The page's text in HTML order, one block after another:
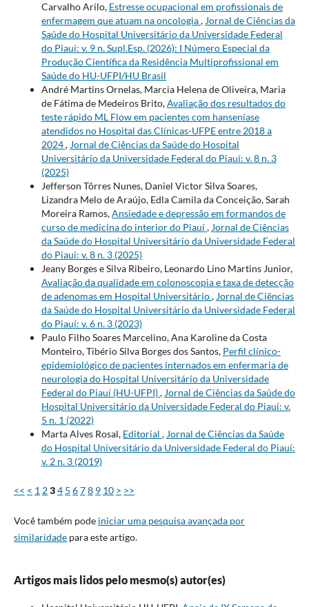
Carvalho Arilo, Estresse ocupacional em profissionais de
enfermagem que atuam na oncologia, Jornal de Ciências da
Saúde do Hospital Universitário da Universidade Federal
do Piauí: v. 9 n. Supl.Esp. (2026): I Número Especial da
Produção Científica da Residência Multiprofissional em
Saúde do HU-UFPI/HU Brasil
André Martins Ornelas, Marcia Helena de Oliveira, Maria
de Fátima de Medeiros Brito,Avaliação dos resultados do
teste rápido ML Flow em pacientes com hanseníase
atendidos no Hospital das Clínicas-UFPE entre 2018 a
2024, Jornal de Ciências da Saúde do Hospital
Universitário da Universidade Federal do Piauí: v. 8 n. 3
(2025)
Jefferson Tôrres Nunes, Daniel Victor Silva Soares,
Lizandra Melo de Araújo, Edla Camila da Conceição, Sarah
Moreira Ramos,Ansiedade e depressão em formandos de
curso de medicina do interior do Piauí, Jornal de Ciências
da Saúde do Hospital Universitário da Universidade Federal
do Piauí: v. 8 n. 3 (2025)
Jeany Borges e Silva Ribeiro, Leonardo Lino Martins Junior,
Avaliação da qualidade em colonoscopia e taxa de detecção
de adenomas em Hospital Universitário, Jornal de Ciências
da Saúde do Hospital Universitário da Universidade Federal
do Piauí: v. 6 n. 3 (2023)
Paulo Filho Soares Marcelino, Ana Karoline da Costa
Monteiro, Tibério Silva Borges dos Santos, Perfil clínico-
epidemiológico de pacientes internados em enfermaria de
neurologia do Hospital Universitário da Universidade
Federal do Piauí (HU-UFPI), Jornal de Ciências da Saúde do
Hospital Universitário da Universidade Federal do Piauí: v.
5 n. 1 (2022)
Marta Alves Rosal, Editorial , Jornal de Ciências da Saúde
do Hospital Universitário da Universidade Federal do Piauí:
v. 2 n. 3 (2019)
<< < 1 234 5 678 9 10 > >>
Você também pode iniciar uma pesquisa avançada por
similaridadepara este artigo.
Artigos mais lidos pelo mesmo(s) autor(es)